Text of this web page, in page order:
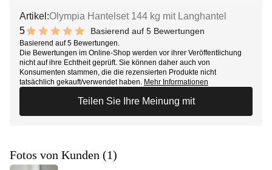
Artikel:Olympia Hantelset 144 kg mit Langhantel
5
10 out of 10 stars
Basierend auf 5 Bewertungen
Basierend auf 5 Bewertungen.
Die Bewertungen im Online-Shop werden vor ihrer Veröffentlichung
nicht auf ihre Echtheit geprüft. Sie können daher auch von
Konsumenten stammen, die die rezensierten Produkte nicht
tatsächlich gekauft/verwendet haben. Mehr Informationen
Teilen Sie Ihre Meinung mit
Fotos von Kunden (1)